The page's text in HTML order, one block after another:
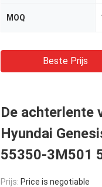
MOQ
Beste Prijs
De achterlente
Hyundai
55350-3M501
Prijs: Price is negotiable